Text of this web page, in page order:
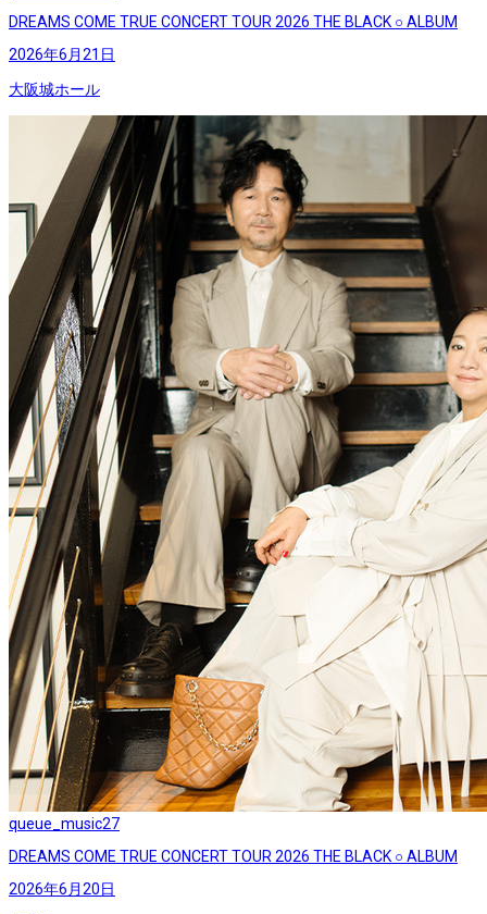
DREAMS COME TRUE CONCERT TOUR 2026 THE BLACK ○ ALBUM
2026年6月21日
大阪城ホール
queue_music27
DREAMS COME TRUE CONCERT TOUR 2026 THE BLACK ○ ALBUM
2026年6月20日